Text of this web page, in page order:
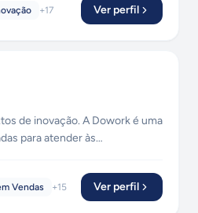
+17 Ver perfil
A Dowork é uma
para atender às
de habilidades
Vendas +15 Ver perfil